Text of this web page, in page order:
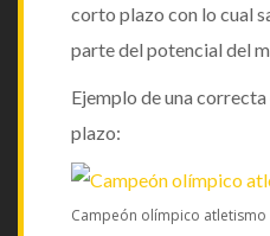
corto plazo con lo cual
parte del potencial del
Ejemplo de una
plazo:
Campeón olímpico atletismo